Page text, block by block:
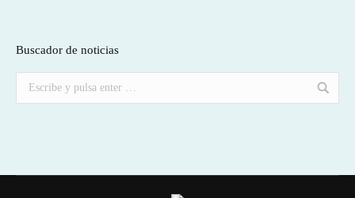
Buscador de noticias